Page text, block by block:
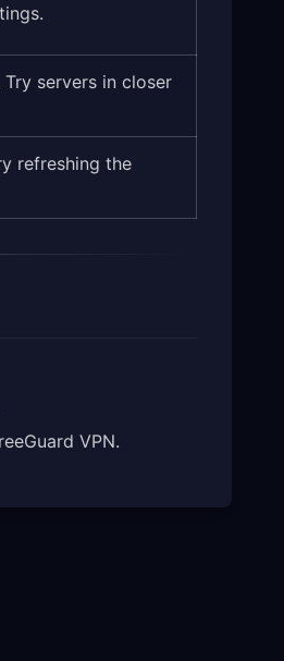
servers in closer
refreshing the
VPN.